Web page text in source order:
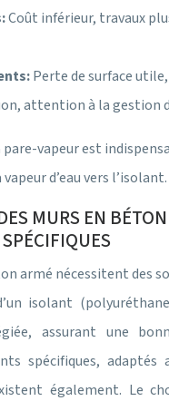
Coût inférieur, travaux
Perte de surface
attention à la gestion
pare-vapeur est
d’eau vers l’isolant.
MURS EN
armé nécessitent des
isolant
assurant une
spécifiques, adaptés
également. Le